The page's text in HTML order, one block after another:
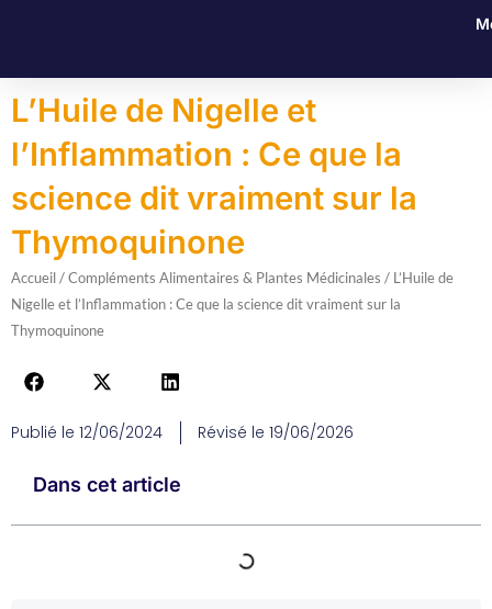
L’Huile de Nigelle et
l’Inflammation : Ce que la
science dit vraiment sur la
Thymoquinone
Accueil/Compléments Alimentaires & Plantes Médicinales / L’Huile de
Nigelle et l’Inflammation : Ce que la science dit vraiment sur la
Thymoquinone
Publié le 12/06/2024 Révisé le 19/06/2026
Dans cet article